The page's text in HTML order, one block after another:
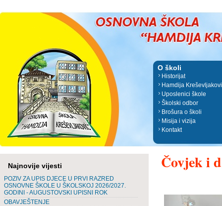
O školi
Historijat
Hamdija
Uposlenici škole
Školski odbor
Brošura o školi
Misija i vizija
Kontakt
Najnovije vijesti
POZIV ZA UPIS DJECE U PRVI RAZRED
OSNOVNE ŠKOLE U ŠKOLSKOJ 2026/2027.
GODINI - AUGUSTOVSKI UPISNI ROK
OBAVJEŠTENJE
Čovjek i